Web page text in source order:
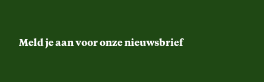
Meld je aan voor onze nieuwsbrief